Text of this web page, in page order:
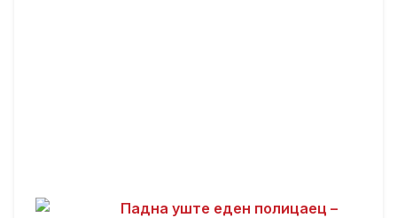
Падна уште еден полицаец –